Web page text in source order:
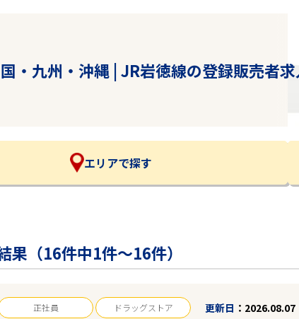
・九州・沖縄 | JR岩徳線の登録販売者
エリアで探す
果（16件中1件～16件）
正社員 ドラッグストア 更新日 2026.08.07